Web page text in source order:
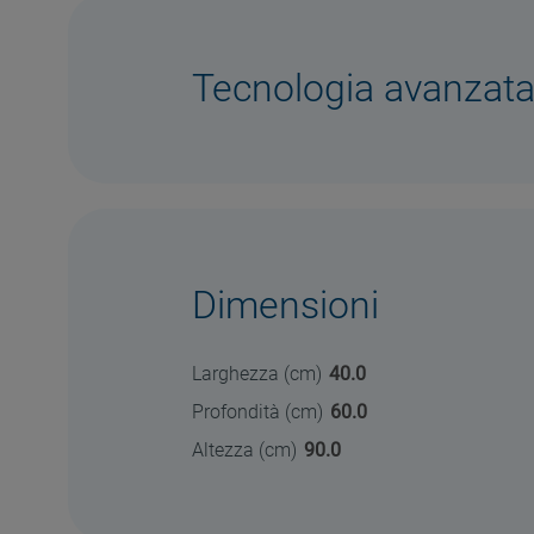
Tecnologia avanzata
Dimensioni
Larghezza (cm) 40.0
Profondità (cm) 60.0
Altezza (cm) 90.0